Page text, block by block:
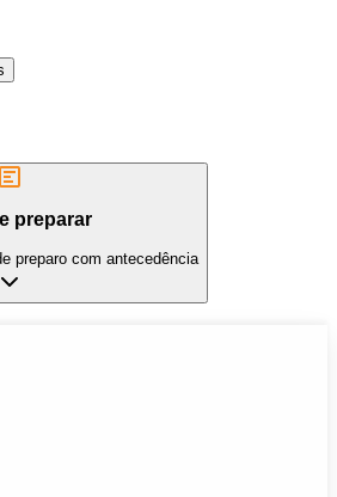
preparar
preparo com antecedência